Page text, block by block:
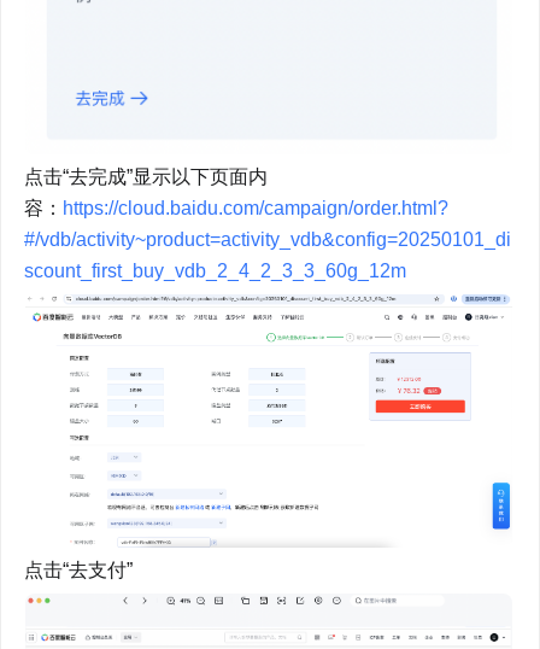
点击“去完成”显示以下页面内
容： https://cloud.baidu.com/campaign/order.html?
#/vdb/activity~product=activity_vdb&config=20250101_di
scount_first_buy_vdb_2_4_2_3_3_60g_12m
点击“去支付”